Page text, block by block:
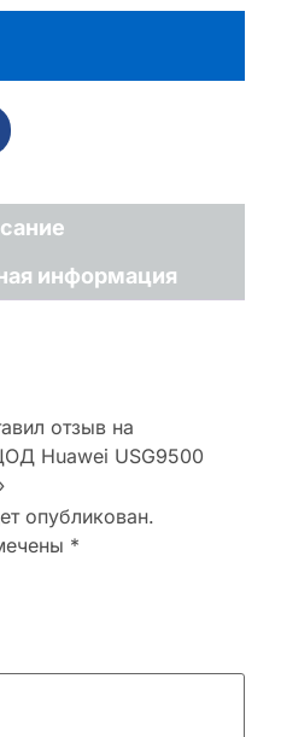
информация
отзыв на
Huawei USG9500
опубликован.
*